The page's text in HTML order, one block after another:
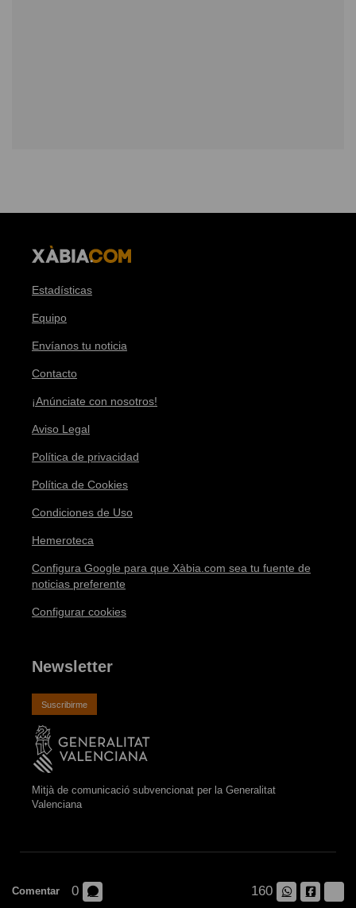
Estadísticas
Equipo
Envíanos tu noticia
Contacto
¡Anúnciate con nosotros!
Aviso Legal
Política de privacidad
Política de Cookies
Condiciones de Uso
Hemeroteca
Configura Google para que Xàbia.com sea tu fuente de
noticias preferente
Configurar cookies
Newsletter
Suscribirme
Mitjà de comunicació subvencionat per la Generalitat
Valenciana
Jávea.com | Xàbia.com Copyright © 2026. Desarrollado por
AVANTCEM
Comentar 0 160